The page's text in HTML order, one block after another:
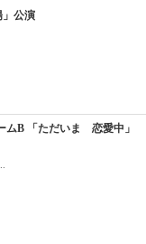
」公演
ムB 「ただいま 恋愛中」